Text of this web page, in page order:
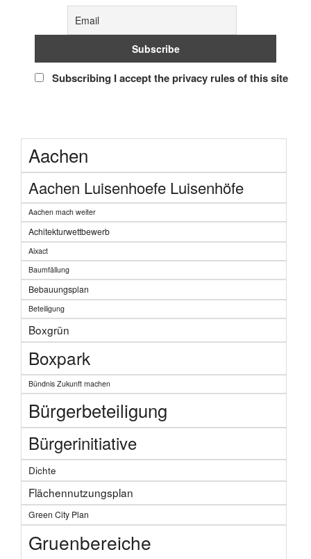
Subscribing I accept the privacy rules of this site
Aachen
Aachen Luisenhoefe Luisenhöfe
Aachen mach weiter
Achitekturwettbewerb
Aixact
Baumfällung
Bebauungsplan
Beteiligung
Boxgrün
Boxpark
Bündnis Zukunft machen
Bürgerbeteiligung
Bürgerinitiative
Dichte
Flächennutzungsplan
Green City Plan
Gruenbereiche